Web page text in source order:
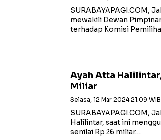
SURABAYAPAGI.COM,
mewakili Dewan
terhadap Komisi
Ayah Atta
Miliar
Selasa, 12 Mar 2024 21:09 WIB
SURABAYAPAGI.COM,
Halilintar, saat ini
senilai Rp 26 miliar…